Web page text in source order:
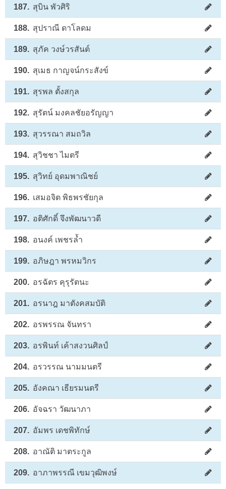
187. สุบิน พัวศิริ
188. สุปราณี ดาโลดม
189. สุภัค วงษ์วรสันต์
190. สุเมธ กาญจน์กระสังข์
191. สุรพล ตั้งสกุล
192. สุรัตน์ มงคลชัยอรัญญา
193. สุวรรณา สมถวิล
194. สุวิชชา ไมตรี
195. สุวิทย์ อุดมพาณิชย์
196. เสมอจิต พิธพรชัยกุล
197. อติศักดิ์ จึงพัฒนาวดี
198. อนงค์ เพชรล้ำ
199. อภิษฎา พรหมวิกร
200. อรฉัตร คุรุรัตนะ
201. อรนาฎ มาตังคสมบัติ
202. อรพรรณ จันทรา
203. อรพินท์ เค้าสงวนศิลป์
204. อรวรรณ นามมนตรี
205. อังคณา เธียรมนตรี
206. อัจฉรา วัฒนาภา
207. อัมพร เดชพิทักษ์
208. อาณัติ มาตระกูล
209. อาภาพรรณี เขมวุฒิพงษ์